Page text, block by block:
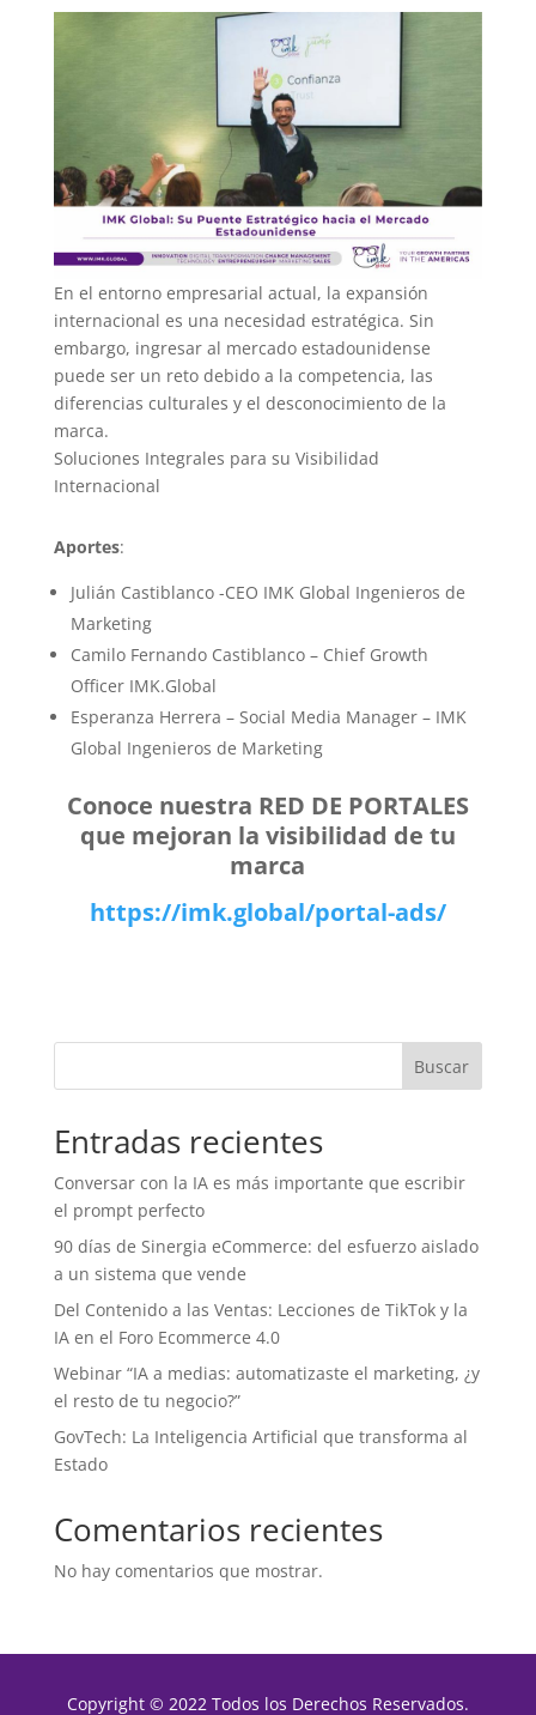
En el entorno empresarial actual, la expansión
internacional es una necesidad estratégica. Sin
embargo, ingresar al mercado estadounidense
puede ser un reto debido a la competencia, las
diferencias culturales y el desconocimiento de la
marca.
Soluciones Integrales para su Visibilidad
Internacional
Aportes:
Julián Castiblanco -CEO IMK Global Ingenieros de
Marketing
Camilo Fernando Castiblanco – Chief Growth
Officer IMK.Global
Esperanza Herrera – Social Media Manager – IMK
Global Ingenieros de Marketing
Conoce nuestra RED DE PORTALES
que mejoran la visibilidad de tu
marca
https://imk.global/portal-ads/
Buscar
Entradas recientes
Conversar con la IA es más importante que escribir
el prompt perfecto
90 días de Sinergia eCommerce: del esfuerzo aislado
a un sistema que vende
Del Contenido a las Ventas: Lecciones de TikTok y la
IA en el Foro Ecommerce 4.0
Webinar “IA a medias: automatizaste el marketing, ¿y
el resto de tu negocio?”
GovTech: La Inteligencia Artificial que transforma al
Estado
Comentarios recientes
No hay comentarios que mostrar.
Copyright © 2022 Todos los Derechos Reservados.